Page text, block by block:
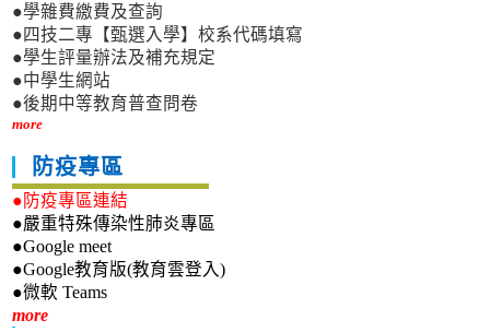
●學雜費繳費及查詢
●四技二專【甄選入學】校系代碼填寫
●學生評量辦法及補充規定
●中學生網站
●後期中等教育普查問卷
more
防疫專區
●防疫專區連結
●嚴重特殊傳染性肺炎專區
●Google meet
●Google教育版(教育雲登入)
●微軟 Teams
more新生專區